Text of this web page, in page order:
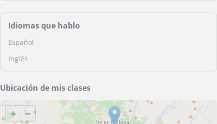
Idiomas que hablo
Español
Inglés
Ubicación de mis clases
+ −